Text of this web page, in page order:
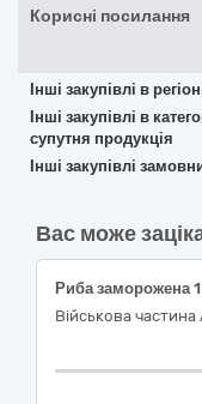
Корисні посилання
Інші закупівлі в
Інші закупівлі в
супутня продукція
Інші закупівлі
Вас може
Риба заморожена
Військова частина